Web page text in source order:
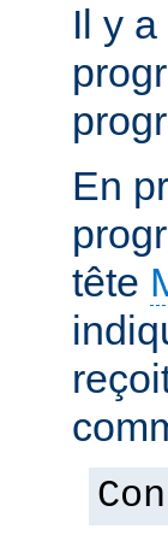
Il y
En
tête